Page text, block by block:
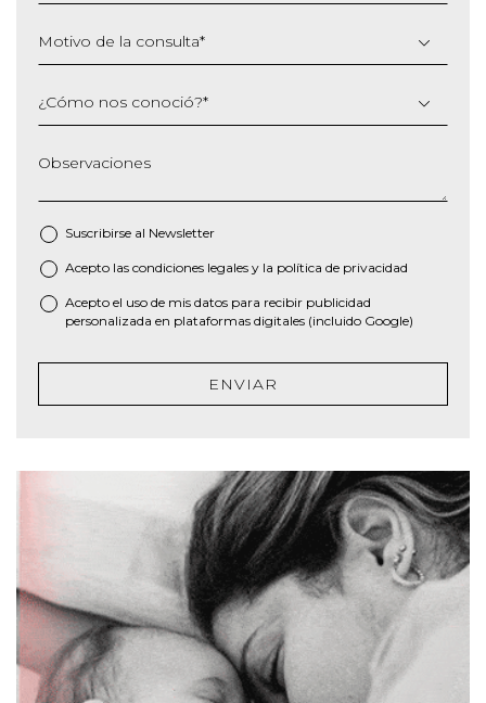
Motivo de la consulta*
¿Cómo nos conoció?*
Observaciones
Suscribirse al Newsletter
* Acepto las condiciones legales y la política de privacidad
Acepto el uso de mis datos para recibir publicidad
personalizada en plataformas digitales (incluido Google)
ENVIAR